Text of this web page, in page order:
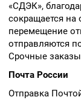
«СДЭК»,
сокращается на
перемещение
отправляются
Срочные заказы
Почта России
Отправка